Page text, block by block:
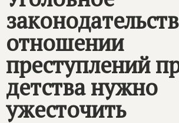
отношении
преступлений
детства нужно
ужесточить